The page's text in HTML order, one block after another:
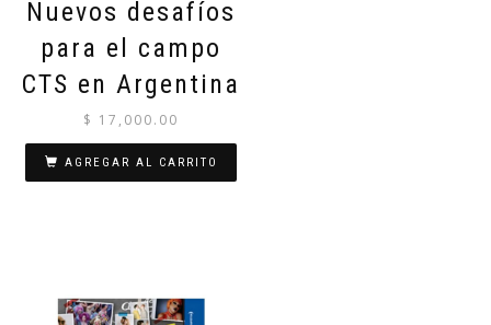
Nuevos desafíos
para el campo
CTS en Argentina
$ 17,000.00
AGREGAR AL CARRITO